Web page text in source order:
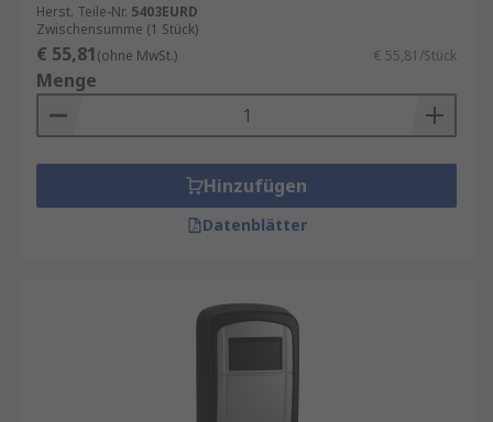
Herst. Teile-Nr. 5403EURD
Zwischensumme (1 Stück)
€ 55,81(ohne MwSt.) € 55,81/Stück
Menge
Hinzufügen
Datenblätter